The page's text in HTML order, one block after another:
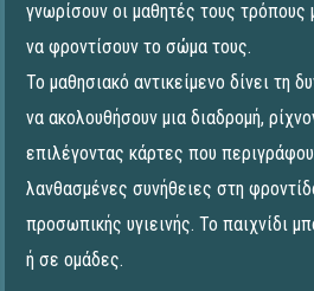
γνωρίσουν οι μαθητές τους
να φροντίσουν το σώμα τους.
Το μαθησιακό αντικείμενο δίνει τη
να ακολουθήσουν μια διαδρομή,
επιλέγοντας κάρτες που
λανθασμένες συνήθειες στη
προσωπικής υγιεινής. Το παιχνίδι
ή σε ομάδες.